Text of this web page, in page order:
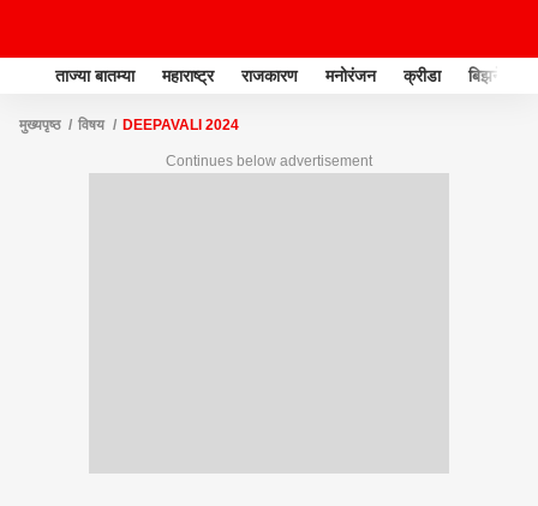
ताज्या बातम्या महाराष्ट्र राजकारण मनोरंजन क्रीडा बिझनेस
मुख्यपृष्ठ विषय DEEPAVALI 2024
Continues below advertisement